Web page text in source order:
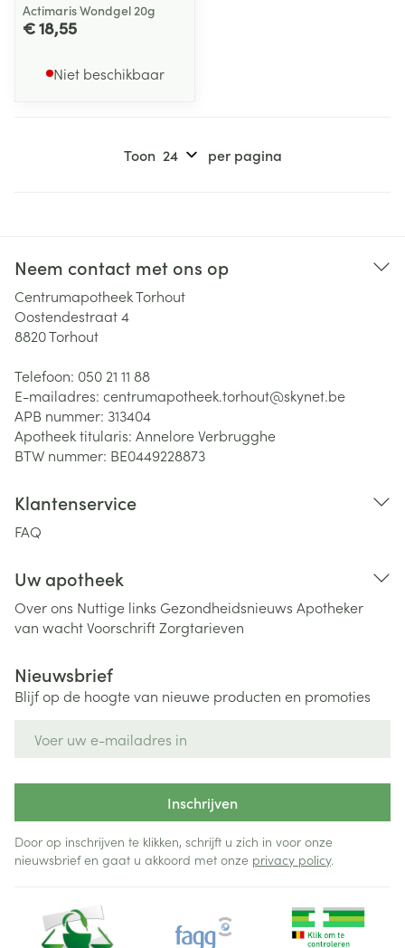
Actimaris Wondgel 20g
€ 18,55
Niet beschikbaar
Toon per pagina
Neem contact met ons op
Centrumapotheek Torhout
Oostendestraat 4
8820Torhout
Telefoon: 050 21 11 88
E-mailadres: centrumapotheek.torhout@skynet.be
APB nummer: 313404
Apotheek titularis: Annelore Verbrugghe
BTW nummer: BE0449228873
Klantenservice
FAQ
Uw apotheek
Over ons Nuttige links Gezondheidsnieuws Apotheker
van wachtVoorschriftZorgtarieven
Nieuwsbrief
Blijf op de hoogte van nieuwe producten en promoties
Inschrijven
Door op inschrijven te klikken, schrijft u zich in voor onze
nieuwsbrief en gaat u akkoord met onze privacy policy.